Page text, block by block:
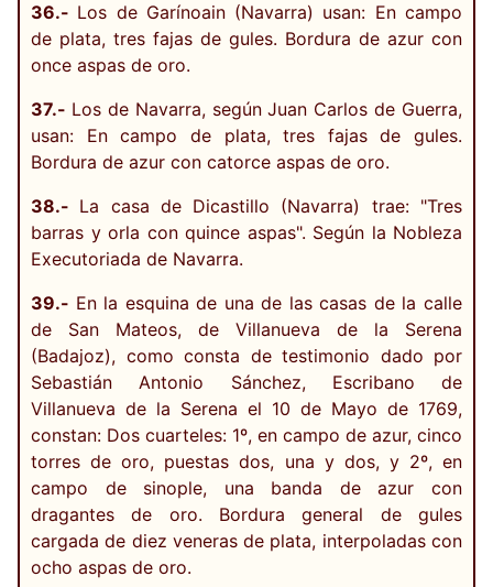
36.- Los de Garínoain (Navarra) usan: En campo
de plata, tres fajas de gules. Bordura de azur con
once aspas de oro.
37.- Los de Navarra, según Juan Carlos de Guerra,
usan: En campo de plata, tres fajas de gules.
Bordura de azur con catorce aspas de oro.
38.- La casa de Dicastillo (Navarra) trae: "Tres
barras y orla con quince aspas". Según la Nobleza
Executoriada de Navarra.
39.- En la esquina de una de las casas de la calle
de San Mateos, de Villanueva de la Serena
(Badajoz), como consta de testimonio dado por
Sebastián Antonio Sánchez, Escribano de
Villanueva de la Serena el 10 de Mayo de 1769,
constan: Dos cuarteles: 1º, en campo de azur, cinco
torres de oro, puestas dos, una y dos, y 2º, en
campo de sinople, una banda de azur con
dragantes de oro. Bordura general de gules
cargada de diez veneras de plata, interpoladas con
ocho aspas de oro.